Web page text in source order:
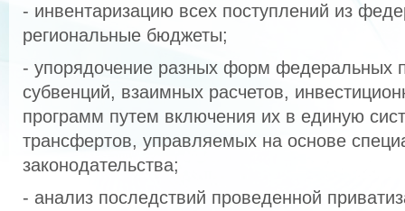
- инвентаризацию всех поступлений из
региональные бюджеты;
- упорядочение разных форм федеральных
субвенций, взаимных расчетов,
программ путем включения их в единую
трансфертов, управляемых на основе
законодательства;
- анализ последствий проведенной